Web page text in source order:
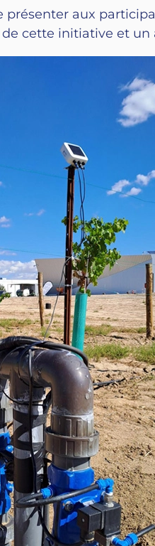
présenter aux
cette initiative et